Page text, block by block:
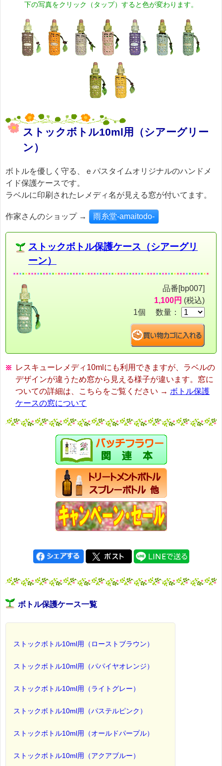
下の写真をクリック（タップ）すると色が変わります。
ストックボトル10ml用（シアーグリー
ン）
ボトルを優しく守る、ｅパスタイムオリジナルのハンドメ
イド保護ケースです。
ラベルに印刷されたレメディ名が見える窓が付いてます。
作家さんのショップ → 雨糸堂-amaitodo-
ストックボトル保護ケース（シアーグリ
ーン）
品番[bp007]
1,100円 (税込)
1個 数量：
レスキューレメディ10mlにも利用できますが、ラベルの
デザインが違うため窓から見える様子が違います。窓に
ついての詳細は、こちらをご覧ください → ボトル保護
ケースの窓について
ボトル保護ケース一覧
ストックボトル10ml用（ローストブラウン）
ストックボトル10ml用（パパイヤオレンジ）
ストックボトル10ml用（ライトグレー）
ストックボトル10ml用（パステルピンク）
ストックボトル10ml用（オールドパープル）
ストックボトル10ml用（アクアブルー）